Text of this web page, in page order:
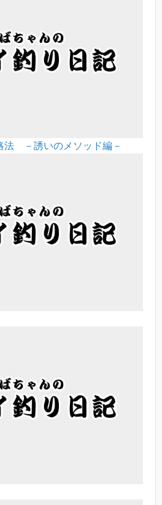
法 －誘いのメソッド編－